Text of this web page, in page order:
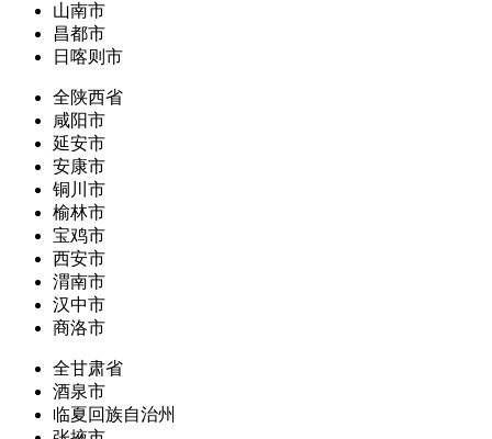
山南市
昌都市
日喀则市
全陕西省
咸阳市
延安市
安康市
铜川市
榆林市
宝鸡市
西安市
渭南市
汉中市
商洛市
全甘肃省
酒泉市
临夏回族自治州